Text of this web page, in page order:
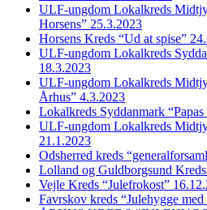
ULF-ungdom Lokalkreds
Horsens” 25.3.2023
Horsens Kreds “Ud at spise”
ULF-ungdom Lokalkreds
18.3.2023
ULF-ungdom Lokalkreds
Århus” 4.3.2023
Lokalkreds Syddanmark
ULF-ungdom Lokalkreds
21.1.2023
Odsherred kreds
Lolland og Guldborgsund
Vejle Kreds “Julefrokost”
Favrskov kreds “Julehygge